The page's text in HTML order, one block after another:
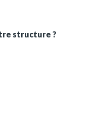
structure ?